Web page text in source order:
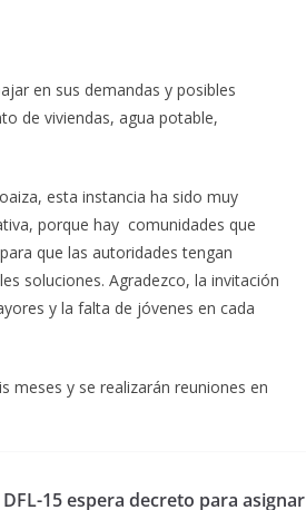
en sus demandas y posibles
de viviendas, agua potable,
esta instancia ha sido muy
porque hay comunidades que
que las autoridades tengan
soluciones. Agradezco, la invitación
y la falta de jóvenes en cada
meses y se realizarán reuniones en
DFL-15 espera decreto para asignar